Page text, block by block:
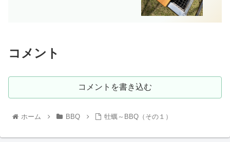
コメント
コメントを書き込む
ホーム BBQ 牡蠣～BBQ（その１）